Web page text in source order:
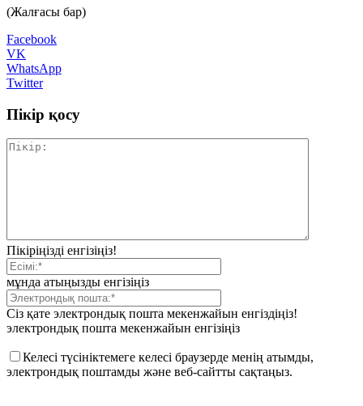
(Жалғасы бар)
Facebook
VK
WhatsApp
Twitter
Пікір қосу
Пікіріңізді енгізіңіз!
мұнда атыңызды енгізіңіз
Сіз қате электрондық пошта мекенжайын енгіздіңіз!
электрондық пошта мекенжайын енгізіңіз
Келесі түсініктемеге келесі браузерде менің атымды,
электрондық поштамды және веб-сайтты сақтаңыз.